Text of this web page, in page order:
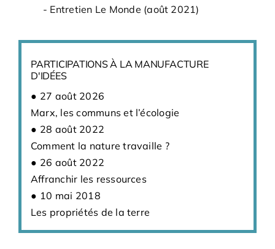
- Entretien Le Monde (août 2021)
PARTICIPATIONS À LA MANUFACTURE
D'IDÉES
27 août 2026
Marx, les communs et l’écologie
28 août 2022
Comment la nature travaille ?
26 août 2022
Affranchir les ressources
10 mai 2018
Les propriétés de la terre